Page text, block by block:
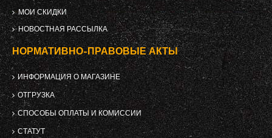
МОИ СКИДКИ
НОВОСТНАЯ РАССЫЛКА
НОРМАТИВНО-ПРАВОВЫЕ АКТЫ
ИНФОРМАЦИЯ О МАГАЗИНЕ
ОТГРУЗКА
СПОСОБЫ ОПЛАТЫ И КОМИССИИ
СТАТУТ